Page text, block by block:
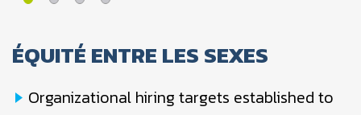
ÉQUITÉ ENTRE LES SEXES
Organizational hiring targets established to